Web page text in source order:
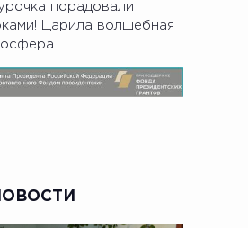
порадовали
Царила волшебная